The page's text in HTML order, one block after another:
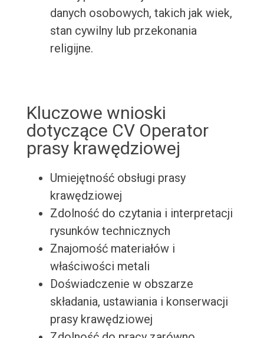
danych osobowych, takich jak wiek,
stan cywilny lub przekonania
religijne.
Kluczowe wnioski
dotyczące CV Operator
prasy krawędziowej
Umiejętność obsługi prasy
krawędziowej
Zdolność do czytania i interpretacji
rysunków technicznych
Znajomość materiałów i
właściwości metali
Doświadczenie w obszarze
składania, ustawiania i konserwacji
prasy krawędziowej